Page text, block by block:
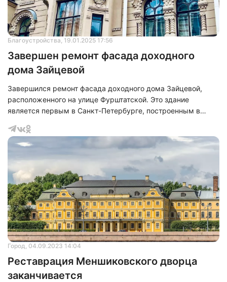
Благоустройства, 19.01.2025 17:56
Завершен ремонт фасада доходного
дома Зайцевой
Завершился ремонт фасада доходного дома Зайцевой,
расположенного на улице Фурштатской. Это здание
является первым в Санкт-Петербурге, построенным в
архитектор Богомолов в конце XIX века, и оно имеет статус
объекта культурного наследия. В разные исторические
периоды в этом доме проживали такие известные
личности, как Михаил Родзянко, который занимал пост
Председателя Государственной думы, архитектор Василий
Косяков, создавший Морской собор в Кронштадт
Город, 04.09.2023 14:04
Реставрация Меншиковского дворца
заканчивается